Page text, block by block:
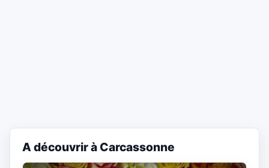
A découvrir à Carcassonne